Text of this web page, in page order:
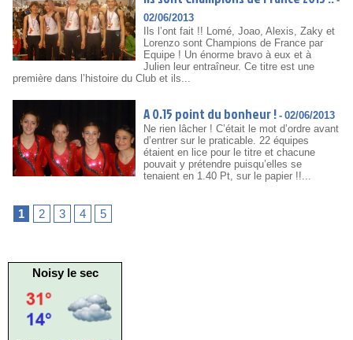
02/06/2013
Ils l’ont fait !! Lomé, Joao, Alexis, Zaky et
Lorenzo sont Champions de France par
Equipe ! Un énorme bravo à eux et à
Julien leur entraîneur. Ce titre est une
première dans l’histoire du Club et ils...
A 0.15 point du bonheur ! - 02/06/2013
Ne rien lâcher ! C’était le mot d’ordre avant
d’entrer sur le praticable. 22 équipes
étaient en lice pour le titre et chacune
pouvait y prétendre puisqu’elles se
tenaient en 1.40 Pt, sur le papier !!...
1 2 3 4 5
Noisy le sec